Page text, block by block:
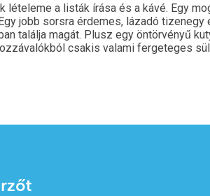
lételeme a listák írása és a kávé. Egy
jobb sorsra érdemes, lázadó tizenegy
találja magát. Plusz egy öntörvényű
csakis valami fergeteges